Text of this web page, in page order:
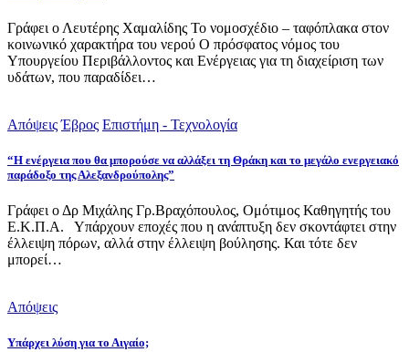
Γράφει ο Λευτέρης Χαμαλίδης Το νομοσχέδιο – ταφόπλακα στον
κοινωνικό χαρακτήρα του νερού Ο πρόσφατος νόμος του
Υπουργείου Περιβάλλοντος και Ενέργειας για τη διαχείριση των
υδάτων, που παραδίδει…
Απόψεις Έβρος Επιστήμη - Τεχνολογία
“Η ενέργεια που θα μπορούσε να αλλάξει τη Θράκη και το μεγάλο ενεργειακό
παράδοξο της Αλεξανδρούπολης”
Γράφει ο Δρ Μιχάλης Γρ.Βραχόπουλος, Ομότιμος Καθηγητής του
Ε.Κ.Π.Α. Υπάρχουν εποχές που η ανάπτυξη δεν σκοντάφτει στην
έλλειψη πόρων, αλλά στην έλλειψη βούλησης. Και τότε δεν
μπορεί…
Απόψεις
Υπάρχει λύση για το Αιγαίο;